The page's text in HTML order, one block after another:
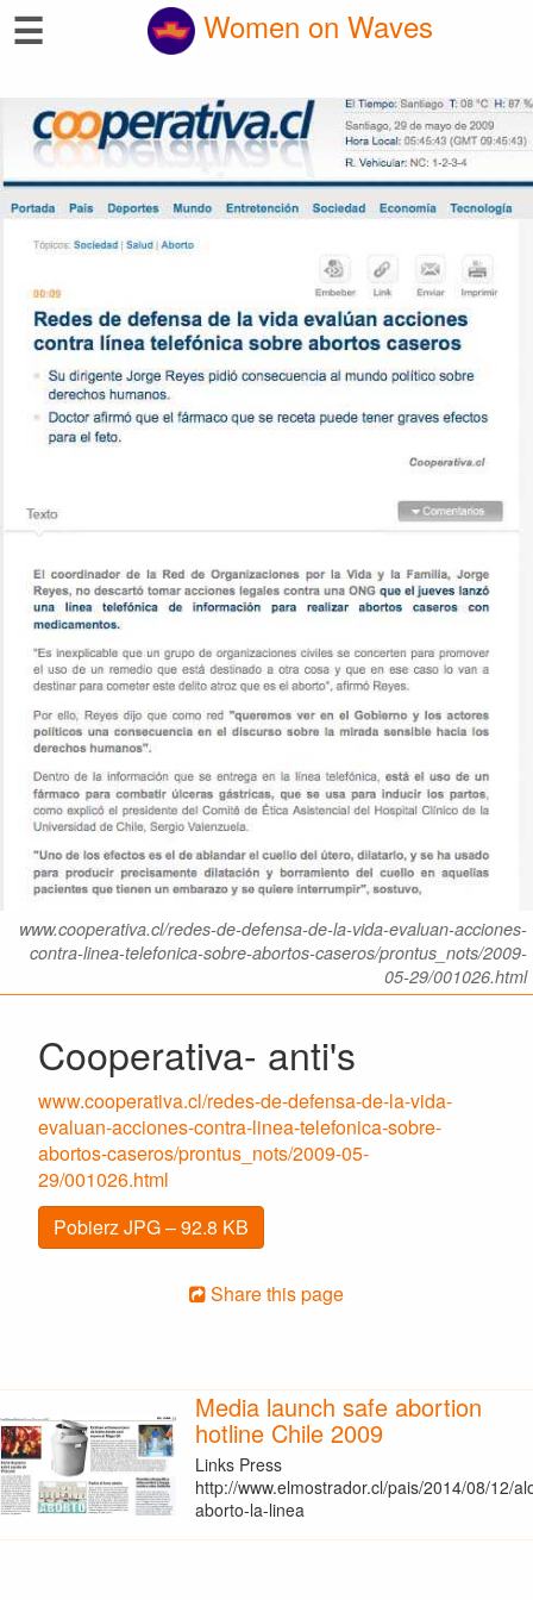
☰ Women on Waves
www.cooperativa.cl/redes-de-defensa-de-la-vida-evaluan-acciones-
contra-linea-telefonica-sobre-abortos-caseros/prontus_nots/2009-
05-29/001026.html
Cooperativa- anti's
www.cooperativa.cl/redes-de-defensa-de-la-vida-
evaluan-acciones-contra-linea-telefonica-sobre-
abortos-caseros/prontus_nots/2009-05-
29/001026.html
Pobierz JPG – 92.8 KB
Share this page
Media launch safe abortion
hotline Chile 2009
Links Press
http://www.elmostrador.cl/pais/2014/08/12/
aborto-la-linea